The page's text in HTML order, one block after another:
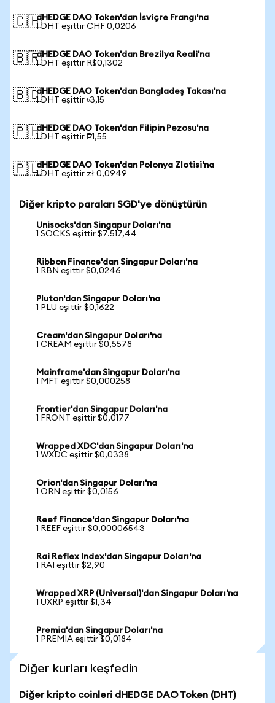
🇨🇭dHEDGE DAO Token'dan İsviçre Frangı'na
1 DHT eşittir CHF 0,0206
🇧🇷dHEDGE DAO Token'dan Brezilya Reali'na
1 DHT eşittir R$0,1302
🇧🇩dHEDGE DAO Token'dan Bangladeş Takası'na
1 DHT eşittir ৳3,15
🇵🇭dHEDGE DAO Token'dan Filipin Pezosu'na
1 DHT eşittir ₱1,55
🇵🇱dHEDGE DAO Token'dan Polonya Zlotisi'na
1 DHT eşittir zł 0,0949
Diğer kripto paraları SGD'ye dönüştürün
Unisocks'dan Singapur Doları'na
1 SOCKS eşittir $7.517,44
Ribbon Finance'dan Singapur Doları'na
1 RBN eşittir $0,0246
Pluton'dan Singapur Doları'na
1 PLU eşittir $0,1622
Cream'dan Singapur Doları'na
1 CREAM eşittir $0,5578
Mainframe'dan Singapur Doları'na
1 MFT eşittir $0,000258
Frontier'dan Singapur Doları'na
1 FRONT eşittir $0,0177
Wrapped XDC'dan Singapur Doları'na
1 WXDC eşittir $0,0338
Orion'dan Singapur Doları'na
1 ORN eşittir $0,0156
Reef Finance'dan Singapur Doları'na
1 REEF eşittir $0,00006543
Rai Reflex Index'dan Singapur Doları'na
1 RAI eşittir $2,90
Wrapped XRP (Universal)'dan Singapur Doları'na
1 UXRP eşittir $1,34
Premia'dan Singapur Doları'na
1 PREMIA eşittir $0,0184
Diğer kurları keşfedin
Diğer kripto coinleri dHEDGE DAO Token (DHT)